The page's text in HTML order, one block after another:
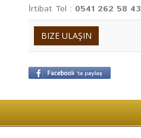
İrtibat Tel : 0541 262 58 43
BIZE ULAŞIN